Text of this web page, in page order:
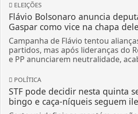
ELEIÇÕES
Flávio Bolsonaro anuncia
Gaspar como vice na chapa
Campanha de Flávio tentou
partidos, mas após lideranças do
e PP anunciarem neutralidade,
POLÍTICA
STF pode decidir nesta quinta
bingo e caça-níqueis seguem